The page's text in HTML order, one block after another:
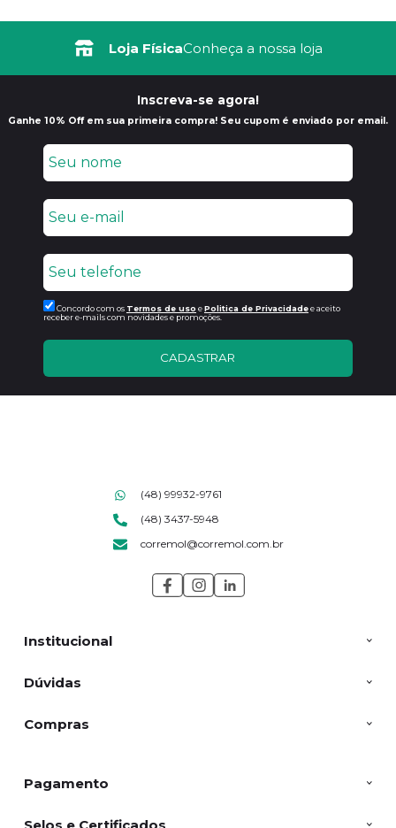
Loja FísicaConheça a nossa loja
Inscreva-se agora!
Ganhe 10% Off em sua primeira compra! Seu cupom é enviado por email.
Concordo com os Termos de uso ePolitica de Privacidadee aceito
receber e-mails com novidades e promoções.
CADASTRAR
Institucional
Dúvidas
Compras
(48) 99932-9761
(48) 3437-5948
corremol@corremol.com.br
Pagamento